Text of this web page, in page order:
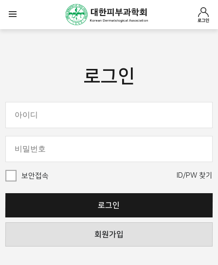
로그인
로그인
보안접속 ID/PW 찾기
로그인
회원가입